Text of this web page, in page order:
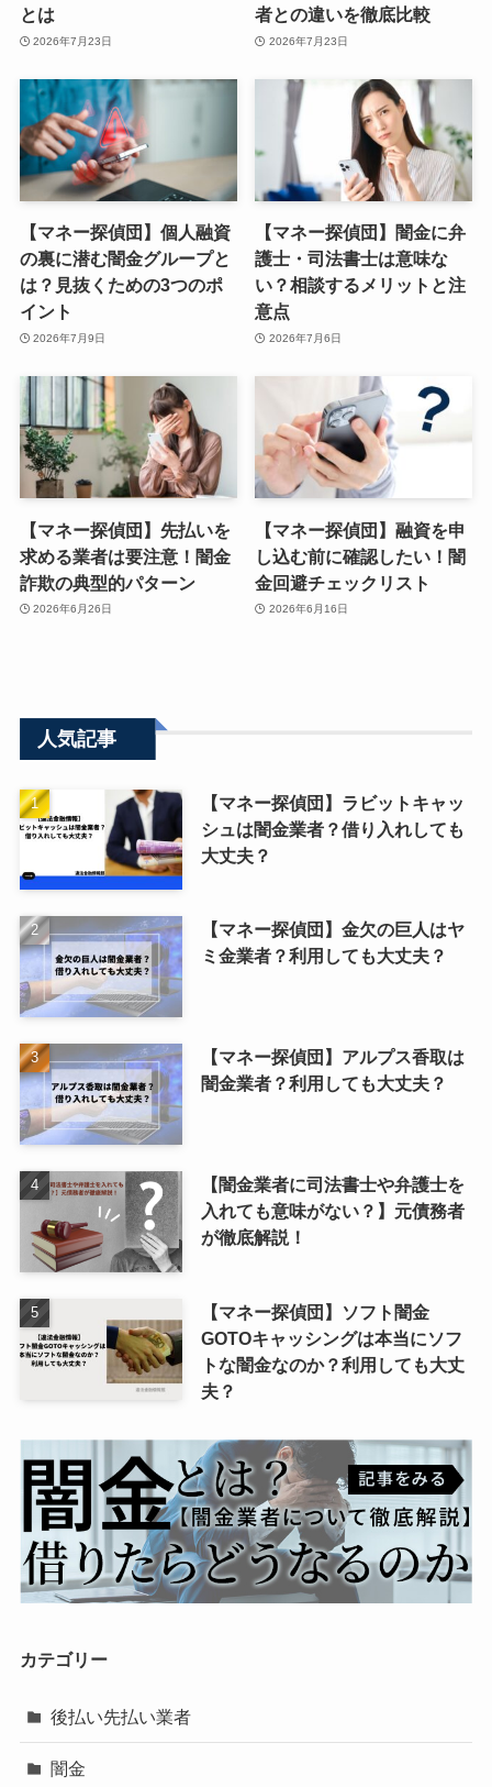
とは
2026年7月23日
者との違いを徹底比較
2026年7月23日
【マネー探偵団】個人融資
の裏に潜む闇金グループと
は？見抜くための3つのポ
イント
2026年7月9日
【マネー探偵団】闇金に弁
護士・司法書士は意味な
い？相談するメリットと注
意点
2026年7月6日
【マネー探偵団】先払いを
求める業者は要注意！闇金
詐欺の典型的パターン
2026年6月26日
【マネー探偵団】融資を申
し込む前に確認したい！闇
金回避チェックリスト
2026年6月16日
人気記事
【マネー探偵団】ラビットキャッ
シュは闇金業者？借り入れしても
大丈夫？
【マネー探偵団】金欠の巨人はヤ
ミ金業者？利用しても大丈夫？
【マネー探偵団】アルプス香取は
闇金業者？利用しても大丈夫？
【闇金業者に司法書士や弁護士を
入れても意味がない？】元債務者
が徹底解説！
【マネー探偵団】ソフト闇金
GOTOキャッシングは本当にソフ
トな闇金なのか？利用しても大丈
夫？
カテゴリー
後払い先払い業者
闇金